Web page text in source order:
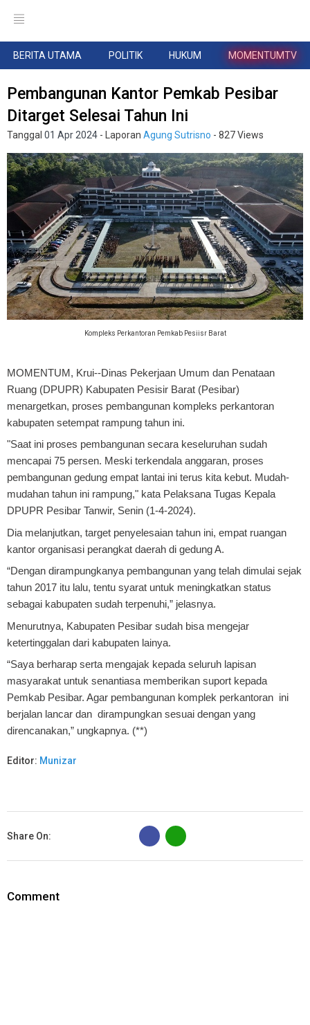
BERITA UTAMA POLITIK HUKUM MOMENTUMTV
Pembangunan Kantor Pemkab Pesibar
Ditarget Selesai Tahun Ini
Tanggal 01 Apr 2024 - Laporan Agung Sutrisno - 827 Views
Kompleks Perkantoran Pemkab Pesiisr Barat
MOMENTUM, Krui--Dinas Pekerjaan Umum dan Penataan
Ruang (DPUPR) Kabupaten Pesisir Barat (Pesibar)
menargetkan, proses pembangunan kompleks perkantoran
kabupaten setempat rampung tahun ini.
"Saat ini proses pembangunan secara keseluruhan sudah
mencapai 75 persen. Meski terkendala anggaran, proses
pembangunan gedung empat lantai ini terus kita kebut. Mudah-
mudahan tahun ini rampung," kata Pelaksana Tugas Kepala
DPUPR Pesibar Tanwir, Senin (1-4-2024).
Dia melanjutkan, target penyelesaian tahun ini, empat ruangan
kantor organisasi perangkat daerah di gedung A.
“Dengan dirampungkanya pembangunan yang telah dimulai sejak
tahun 2017 itu lalu, tentu syarat untuk meningkatkan status
sebagai kabupaten sudah terpenuhi,” jelasnya.
Menurutnya, Kabupaten Pesibar sudah bisa mengejar
ketertinggalan dari kabupaten lainya.
“Saya berharap serta mengajak kepada seluruh lapisan
masyarakat untuk senantiasa memberikan suport kepada
Pemkab Pesibar. Agar pembangunan komplek perkantoran ini
berjalan lancar dan dirampungkan sesuai dengan yang
direncanakan,” ungkapnya. (**)
Editor: Munizar
Share On:
B
Comment